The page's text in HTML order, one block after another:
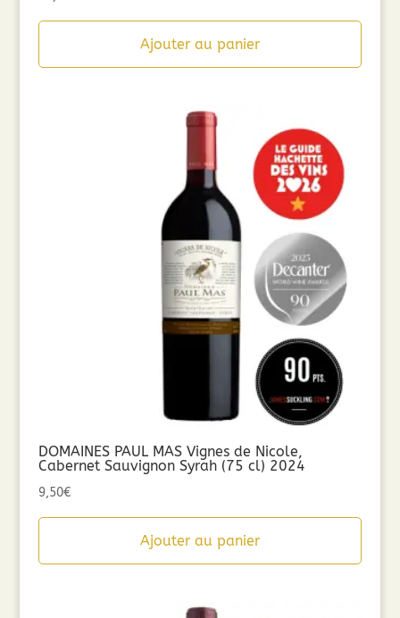
Ajouter au panier
DOMAINES PAUL MAS Vignes de Nicole,
Cabernet Sauvignon Syrah (75 cl) 2024
9,50€
Ajouter au panier